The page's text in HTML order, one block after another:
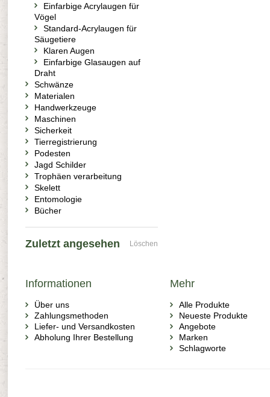
Einfarbige Acrylaugen für
Vögel
Standard-Acrylaugen für
Säugetiere
Klaren Augen
Einfarbige Glasaugen auf
Draht
Schwänze
Materialen
Handwerkzeuge
Maschinen
Sicherkeit
Tierregistrierung
Podesten
Jagd Schilder
Trophäen verarbeitung
Skelett
Entomologie
Bücher
Zuletzt angesehen Löschen
Informationen
Über uns
Zahlungsmethoden
Liefer- und Versandkosten
Abholung Ihrer Bestellung
Mehr
Alle Produkte
Neueste Produkte
Angebote
Marken
Schlagworte